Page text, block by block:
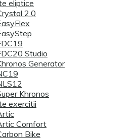
eliptice
2.0
Studio
Generator
Khronos
exercitii
Comfort
Bike